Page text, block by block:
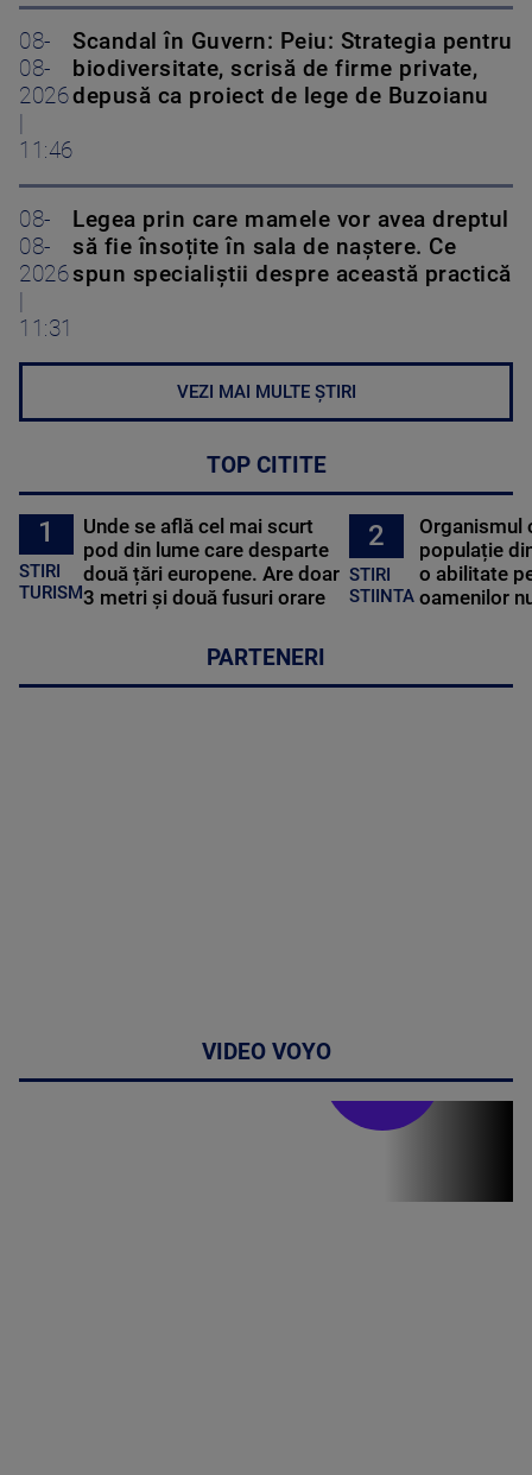
08-
08-
2026
11:46
Scandal în Guvern: Peiu: Strategia pentru
biodiversitate, scrisă de firme private,
depusă ca proiect de lege de Buzoianu
08-
08-
2026
11:31
Legea prin care mamele vor avea dreptul
să fie însoțite în sala de naștere. Ce
spun specialiștii despre această practică
VEZI MAI MULTE ȘTIRI
TOP CITITE
1
STIRI
TURISM
Unde se află cel mai scurt
pod din lume care desparte
două țări europene. Are doar
3 metri și două fusuri orare
2
STIRI
STIINTA
Organismul
populație
o abilitate
oamenilor
PARTENERI
VIDEO VOYO